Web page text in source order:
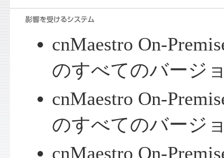
cnMaestro On-
のすべてのバージ
cnMaestro On-
のすべてのバージ
cnMaestro On-